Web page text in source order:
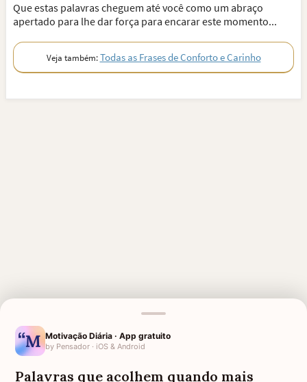
Que estas palavras cheguem até você como um abraço
apertado para lhe dar força para encarar este momento...
Veja também:Todas as Frases de Conforto e Carinho
MENSAGENS RELACIONADAS
FORÇA
Motivação Diária · App gratuito
by Pensador · iOS & Android
Palavras que acolhem quando mais